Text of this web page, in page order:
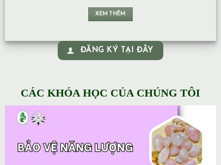
XEM THÊM
ĐĂNG KÝ TẠI ĐÂY
CÁC KHÓA HỌC CỦA CHÚNG TÔI